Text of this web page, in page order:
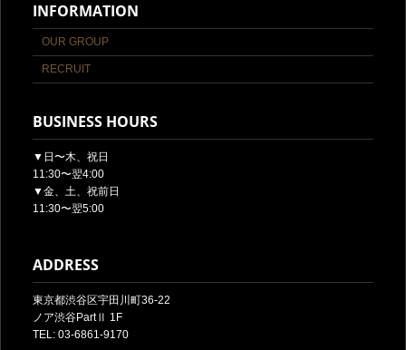
INFORMATION
OUR GROUP
RECRUIT
BUSINESS HOURS
▼日〜木、祝日
11:30〜翌4:00
▼金、土、祝前日
11:30〜翌5:00
ADDRESS
東京都渋谷区宇田川町36-22
ノア渋谷PartⅡ 1F
TEL: 03-6861-9170